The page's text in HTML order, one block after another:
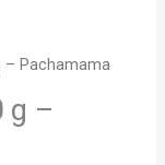
– Pachamama
g –